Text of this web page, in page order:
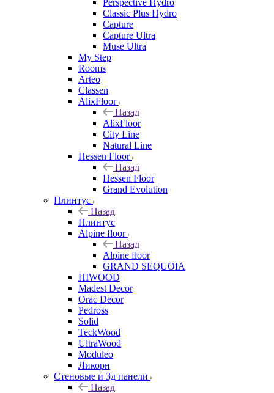
Perspective Hydro
Classic Plus Hydro
Capture
Capture Ultra
Muse Ultra
My Step
Rooms
Arteo
Classen
AlixFloor
Назад
AlixFloor
City Line
Natural Line
Hessen Floor
Назад
Hessen Floor
Grand Evolution
Плинтус
Назад
Плинтус
Alpine floor
Назад
Alpine floor
GRAND SEQUOIA
HIWOOD
Madest Decor
Orac Decor
Pedross
Solid
TeckWood
UltraWood
Moduleo
Ликорн
Стеновые и 3д панели
Назад